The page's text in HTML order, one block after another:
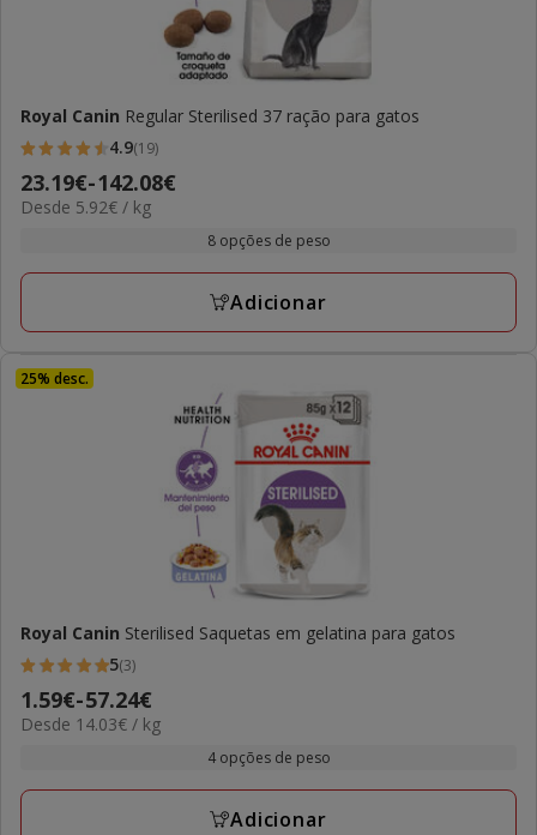
Royal Canin Regular Sterilised 37 ração para gatos
4.9
estrelas
com
avaliações
4.9(19)
Preço
de
a
23.19€-142.08€
5.92€
Desde 5.92€ / kg
8 opções de peso
Adicionar
25% desc.
Royal Canin Sterilised Saquetas em gelatina para gatos
5
estrelas
com
avaliações
5(3)
Preço
de
a
1.59€-57.24€
14.03€
Desde 14.03€ / kg
4 opções de peso
Adicionar